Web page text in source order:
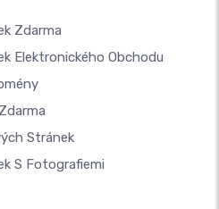
Zdarma
Elektronického Obchodu
Stránek
S Fotografiemi